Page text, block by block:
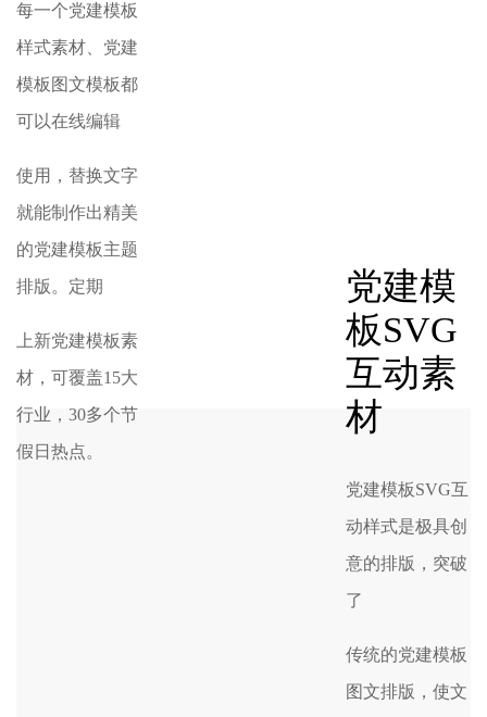
每一个党建模板
样式素材、党建
模板图文模板都
可以在线编辑
使用，替换文字
就能制作出精美
的党建模板主题
排版。定期
上新党建模板素
材，可覆盖15大
行业，30多个节
假日热点。
党建模
板SVG
互动素
材
党建模板SVG互
动样式是极具创
意的排版，突破
了
传统的党建模板
图文排版，使文